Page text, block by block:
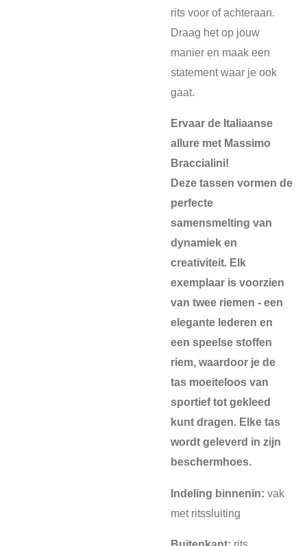
rits voor of achteraan.
Draag het op jouw
manier en maak een
statement waar je ook
gaat.
Ervaar de Italiaanse
allure met Massimo
Braccialini!
Deze tassen vormen de
perfecte
samensmelting van
dynamiek en
creativiteit. Elk
exemplaar is voorzien
van twee riemen - een
elegante lederen en
een speelse stoffen
riem, waardoor je de
tas moeiteloos van
sportief tot gekleed
kunt dragen. Elke tas
wordt geleverd in zijn
beschermhoes.
Indeling binnenin: vak
met ritssluiting